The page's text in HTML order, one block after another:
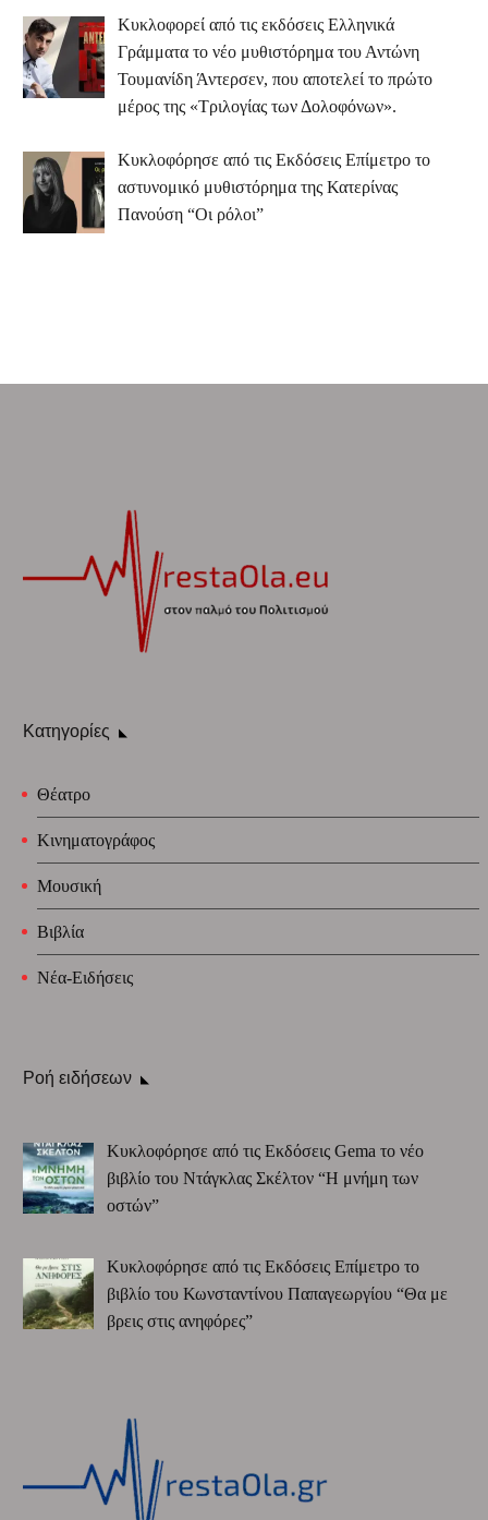
Κυκλοφορεί από τις εκδόσεις Ελληνικά
Γράμματα το νέο μυθιστόρημα του Αντώνη
Τουμανίδη Άντερσεν, που αποτελεί το πρώτο
μέρος της «Τριλογίας των Δολοφόνων».
Κυκλοφόρησε από τις Εκδόσεις Επίμετρο το
αστυνομικό μυθιστόρημα της Κατερίνας
Πανούση “Οι ρόλοι”
Κατηγορίες
Θέατρο
Κινηματογράφος
Μουσική
Βιβλία
Νέα-Ειδήσεις
Ροή ειδήσεων
Κυκλοφόρησε από τις Εκδόσεις Gema το νέο
βιβλίο του Ντάγκλας Σκέλτον “Η μνήμη των
οστών”
Κυκλοφόρησε από τις Εκδόσεις Επίμετρο το
βιβλίο του Κωνσταντίνου Παπαγεωργίου “Θα με
βρεις στις ανηφόρες”